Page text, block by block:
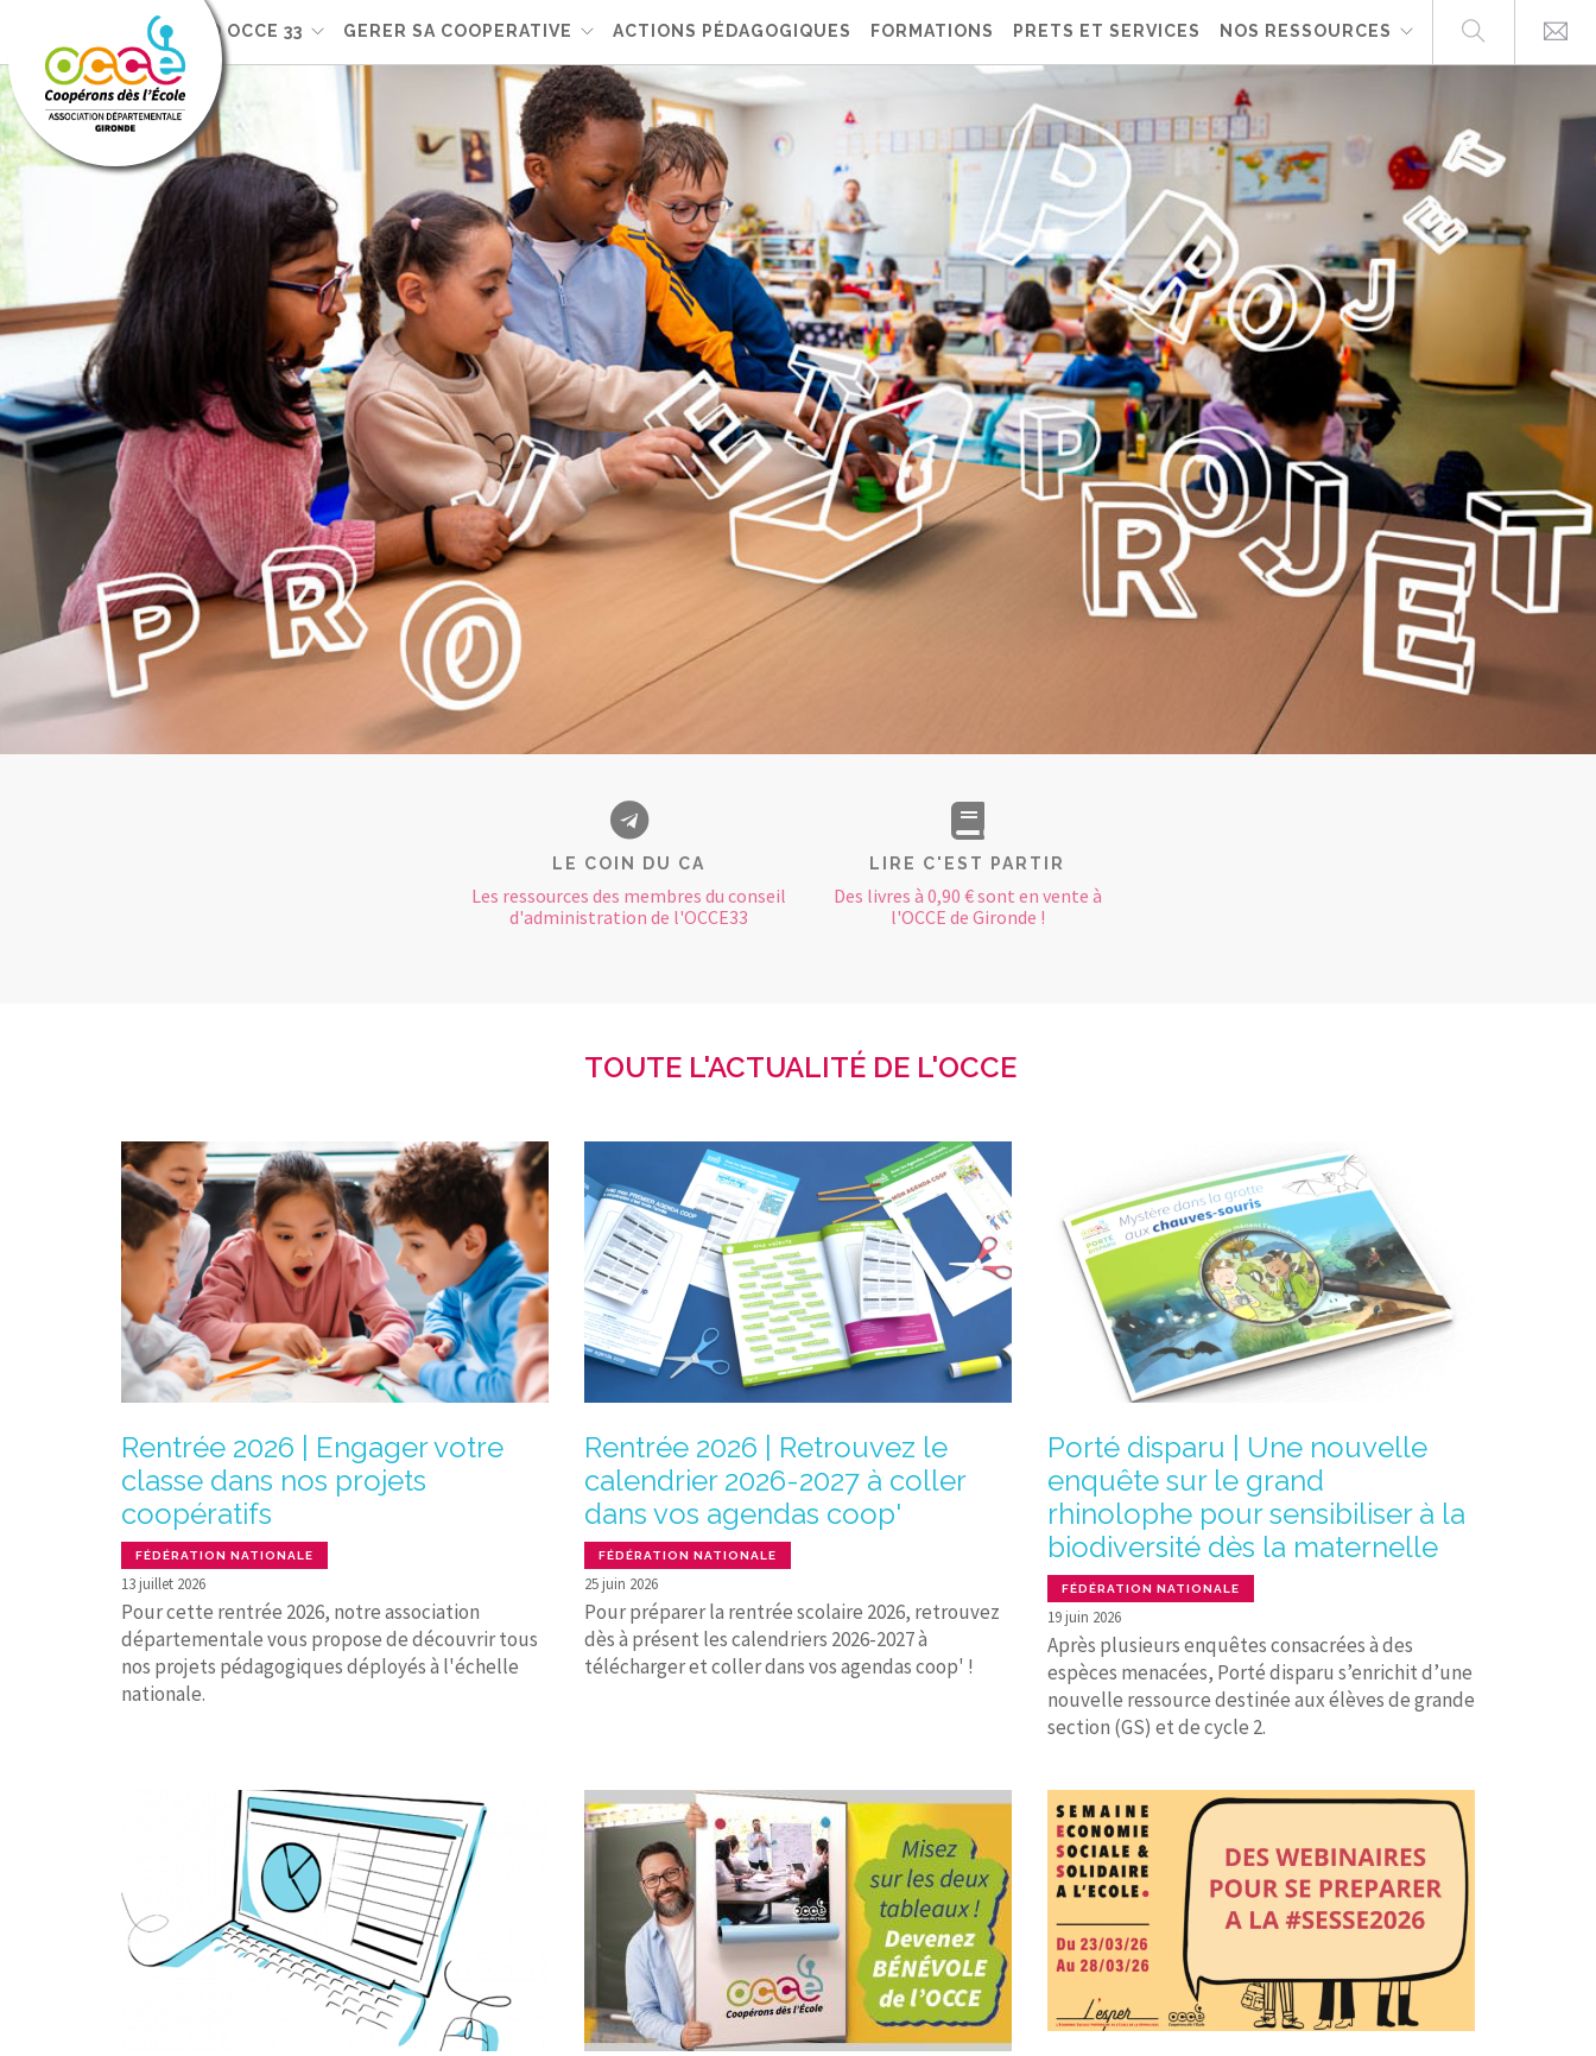
VOTRE AD OCCE 33 GERER SA COOPERATIVE ACTIONS PÉDAGOGIQUES FORMATIONS PRETS ET SERVICES NOS RESSOURCES
LE COIN DU CA
Les ressources des membres du conseil
d'administration de l'OCCE33
LIRE C'EST PARTIR
Des livres à 0,90 € sont en vente à
l'OCCE de Gironde !
TOUTE L'ACTUALITÉ DE L'OCCE
Rentrée 2026 | Engager votre
classe dans nos projets
coopératifs
FÉDÉRATION NATIONALE
13 juillet 2026
Pour cette rentrée 2026, notre association
départementale vous propose de découvrir tous
nos projets pédagogiques déployés à l'échelle
nationale.
Rentrée 2026 | Retrouvez le
calendrier 2026-2027 à coller
dans vos agendas coop'
FÉDÉRATION NATIONALE
25 juin 2026
Pour préparer la rentrée scolaire 2026, retrouvez
dès à présent les calendriers 2026-2027 à
télécharger et coller dans vos agendas coop' !
Porté disparu | Une nouvelle
enquête sur le grand
rhinolophe pour sensibiliser à la
biodiversité dès la maternelle
FÉDÉRATION NATIONALE
19 juin 2026
Après plusieurs enquêtes consacrées à des
espèces menacées, Porté disparu s’enrichit d’une
nouvelle ressource destinée aux élèves de grande
section (GS) et de cycle 2.